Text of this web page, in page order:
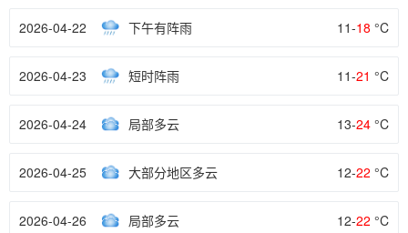
2026-04-22 下午有阵雨 11-18 °C
2026-04-23 短时阵雨 11-21 °C
2026-04-24 局部多云 13-24 °C
2026-04-25 大部分地区多云 12-22 °C
2026-04-26 局部多云 12-22 °C